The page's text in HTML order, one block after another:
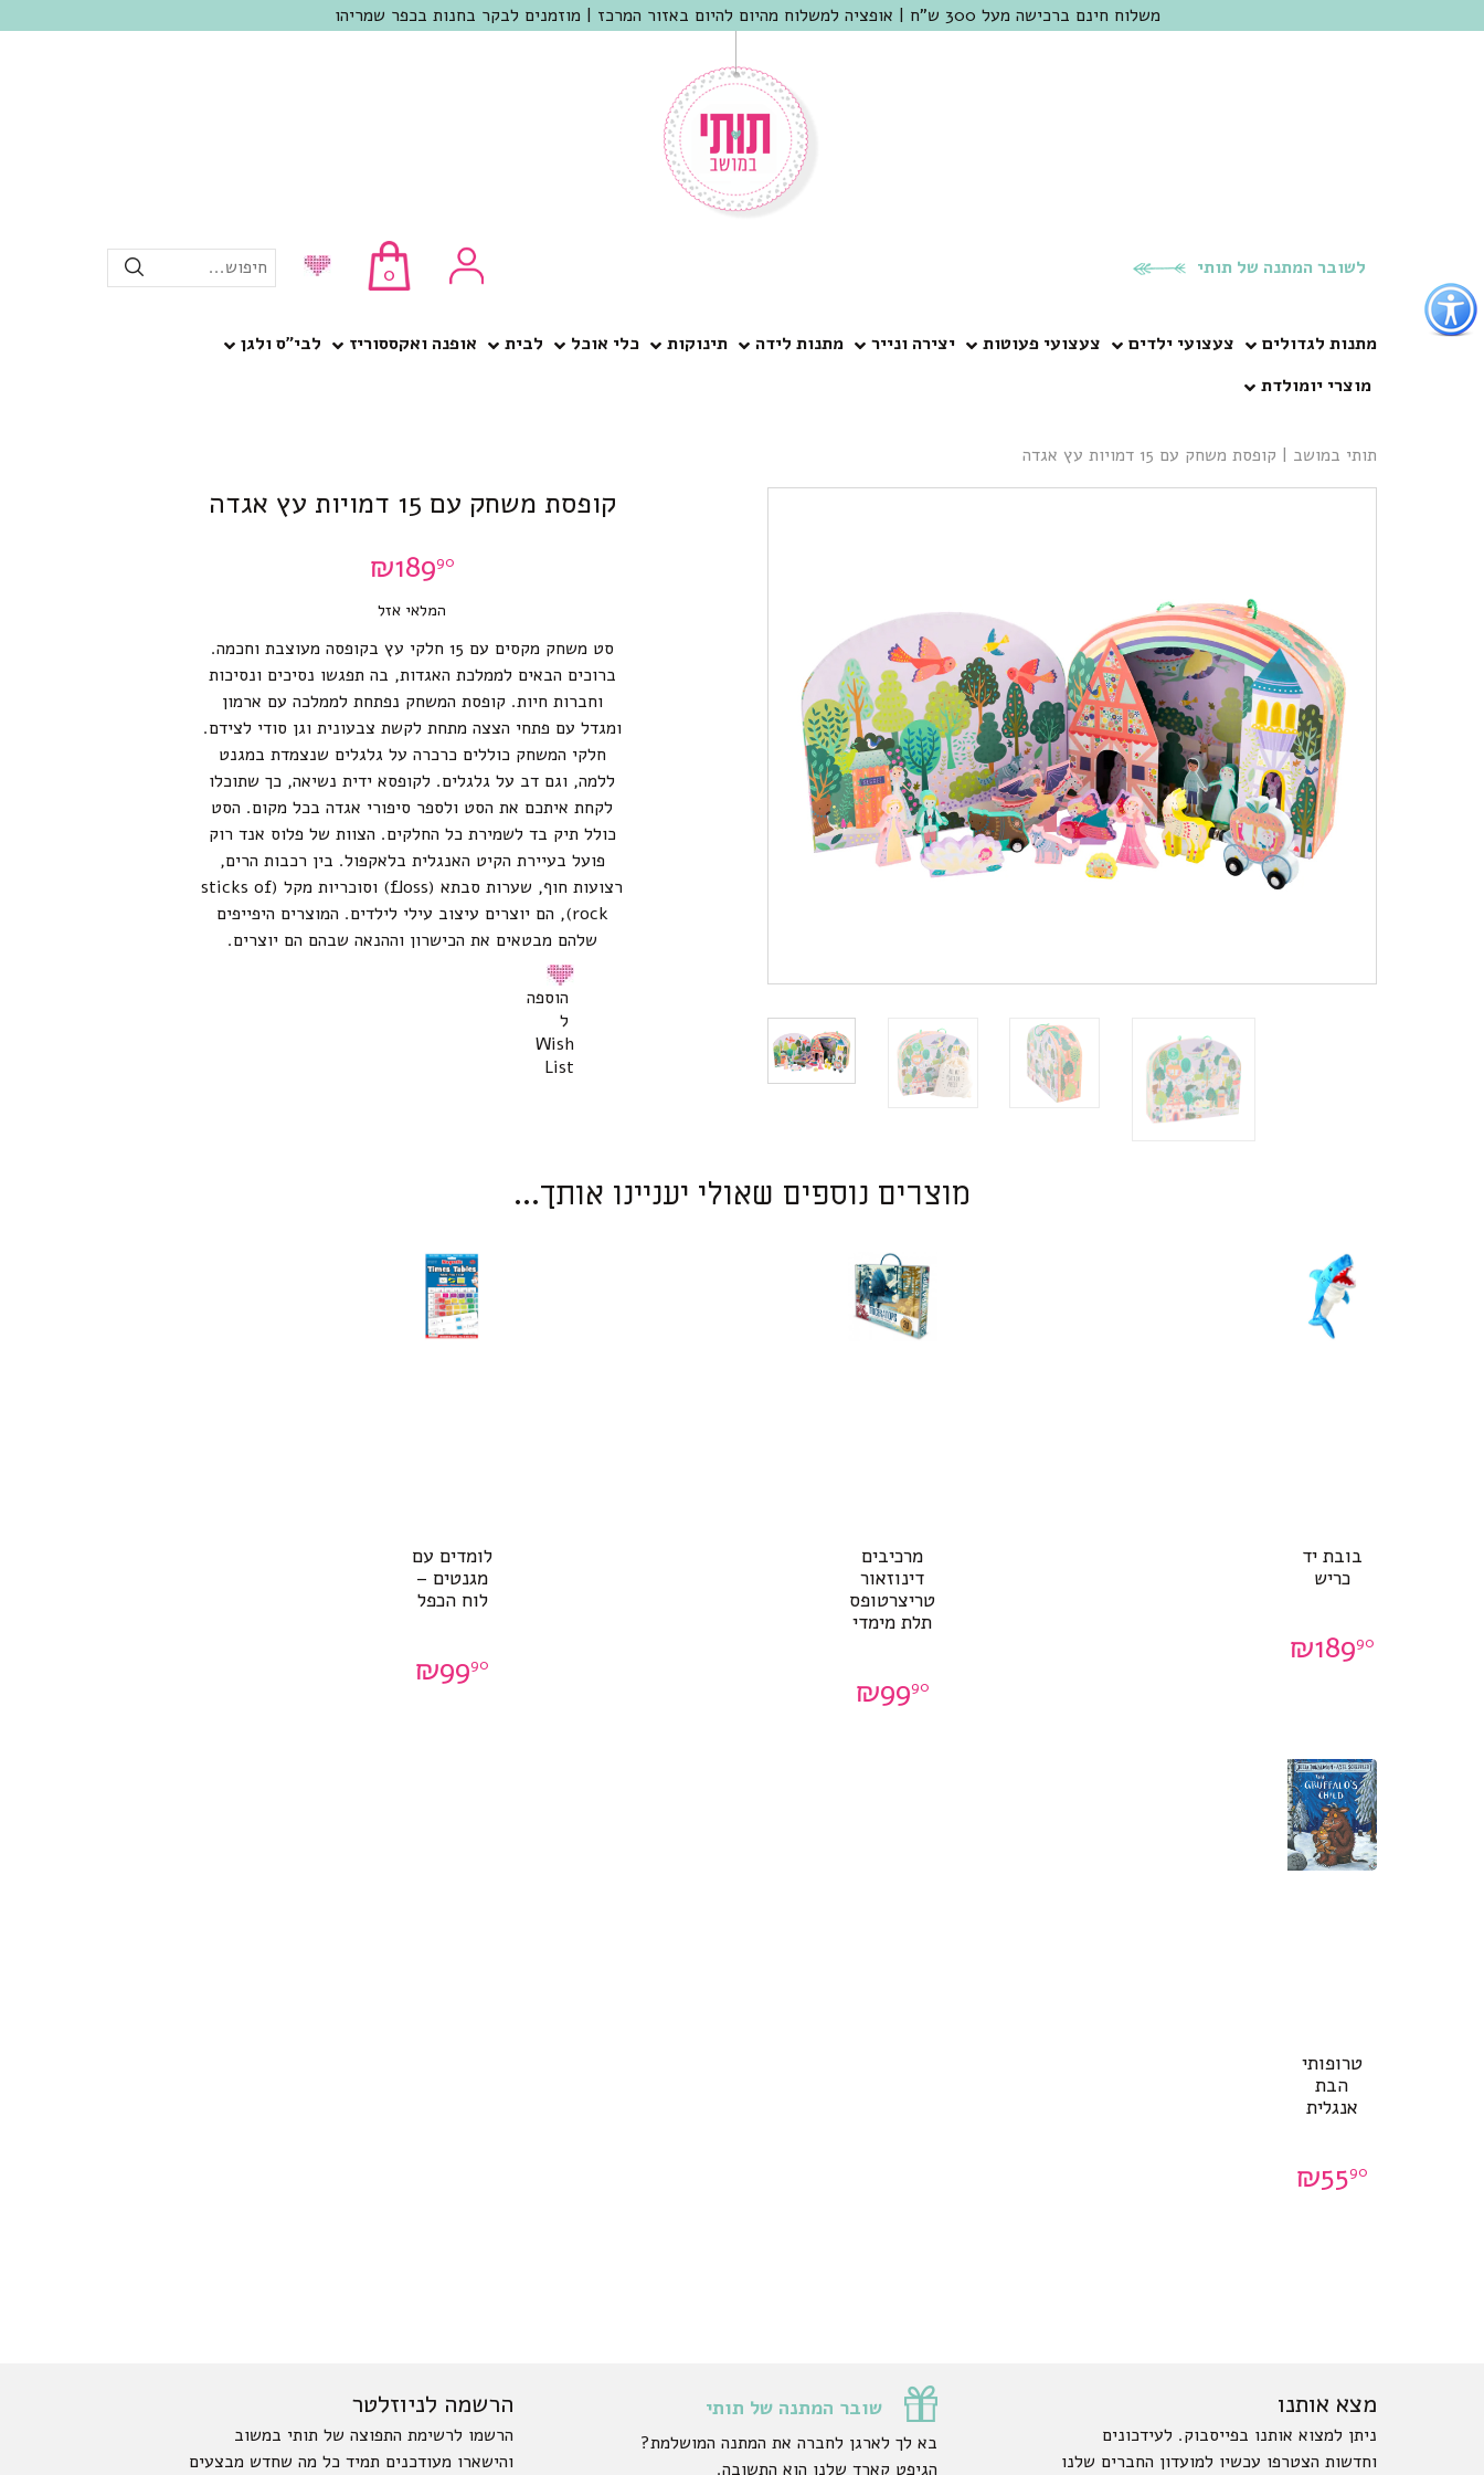
כפתור
לפתיחת
תפריט
נגישות
משלוח חינם ברכישה מעל 300 ש"ח | אופציה למשלוח מהיום להיום באזור המרכז | מוזמנים לבקר בחנות בכפר שמריהו
לשובר המתנה של תותי 0 חיפוש...
מתנות לגדולים צעצועי ילדים צעצועי פעוטות יצירה ונייר מתנות לידה תינוקות כלי אוכל לבית אופנה ואקססוריז
לבי”ס ולגן
מוצרי יומולדת
תותי במושב | קופסת משחק עם 15 דמויות עץ אגדה
קופסת משחק עם 15 דמויות עץ אגדה
₪18990
המלאי אזל
סט משחק מקסים עם 15 חלקי עץ בקופסה מעוצבת וחכמה.
ברוכים הבאים לממלכת האגדות, בה תפגשו נסיכים ונסיכות
וחברות חיות. קופסת המשחק נפתחת לממלכה עם ארמון
ומגדל עם פתחי הצצה מתחת לקשת צבעונית וגן סודי לצידם.
חלקי המשחק כוללים כרכרה על גלגלים שנצמדת במגנט
ללמה, וגם דב על גלגלים. לקופסא ידית נשיאה, כך שתוכלו
לקחת איתכם את הסט ולספר סיפורי אגדה בכל מקום. הסט
כולל תיק בד לשמירת כל החלקים. הצוות של פלוס אנד רוק
פועל בעיירת הקיט האנגלית בלאקפול. בין רכבות הרים,
רצועות חוף, שערות סבתא (floss) וסוכריות מקל (sticks of
rock), הם יוצרים עיצוב עילי לילדים. המוצרים היפייפים
שלהם מבטאים את הכישרון וההנאה שבהם הם יוצרים.
הוספה
ל
Wish
List
מוצרים נוספים שאולי יעניינו אותך...
בובת יד
כריש
₪18990
מרכיבים
דינוזאור
טריצרטופס
תלת מימדי
₪9990
לומדים עם
מגנטים –
לוח הכפל
₪9990
טרופותי
הבת
אנגלית
₪5590
מצא אותנו
ניתן למצוא אותנו בפייסבוק. לעידכונים
וחדשות הצטרפו עכשיו למועדון החברים שלנו
שובר המתנה של תותי
בא לך לארגן לחברה את המתנה המושלמת?
הגיפט קארד שלנו הוא התשובה.
הרשמה לניוזלטר
הרשמו לרשימת התפוצה של תותי במשוב
והישארו מעודכנים תמיד כל מה שחדש מבצעים